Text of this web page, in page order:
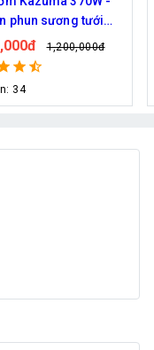
DH 50 - Hỗ trợ
50 béc phun
2,129,000đ
21